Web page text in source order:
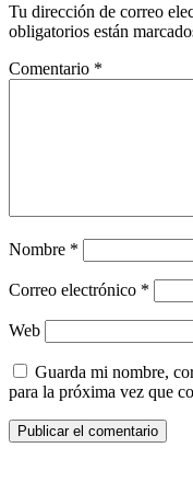
Tu dirección de correo
obligatorios están
Comentario *
Nombre *
Correo electrónico *
Web
Guarda mi nombre,
para la próxima vez que